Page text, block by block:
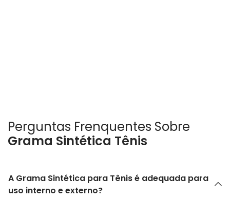
Perguntas Frenquentes Sobre
Grama Sintética Tênis
A Grama Sintética para Tênis é adequada para
uso interno e externo?